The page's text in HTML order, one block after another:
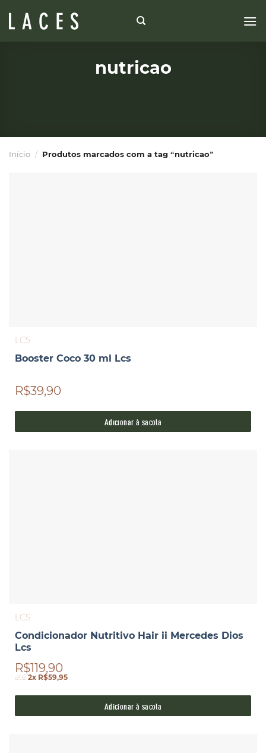
nutricao
Início / Produtos marcados com a tag “nutricao”
LCS
Booster Coco 30 ml Lcs
R$39,90
Adicionar à sacola
LCS
Condicionador Nutritivo Hair ii Mercedes Dios
Lcs
R$119,90
até2x R$59,95
Adicionar à sacola